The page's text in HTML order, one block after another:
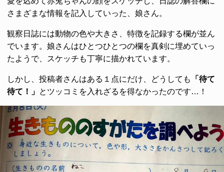
さまざまな情報を記入していった、娘さん。
観察日誌には動物の色や大きさ、特徴を記録する欄が並ん
でいます。娘さんはひとつひとつの欄を真剣に埋めていっ
たようで、スケッチも丁寧に描かれています。
しかし、投稿者さんはある１点にだけ、どうしても
「待て
待て！」 とツッコミを入れざるを得なかったのです…！